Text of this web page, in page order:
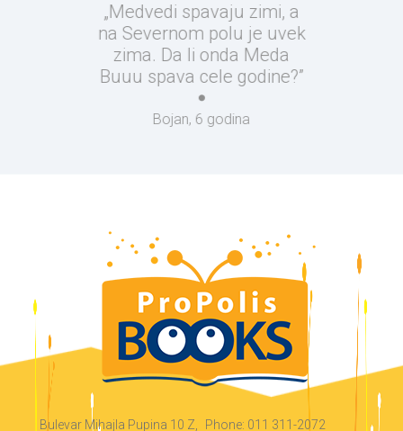
„Medvedi spavaju zimi, a
na Severnom polu je uvek
zima. Da li onda Meda
Buuu spava cele godine?”
Bojan, 6 godina
Phone: 011 311-2072
Bulevar Mihajla Pupina 10 Z,